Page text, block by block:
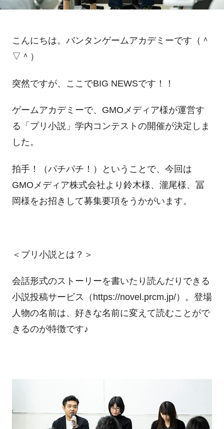
こんにちは。バンタンゲームアカデミーです（＾
▽＾）
突然ですが、ここでBIG NEWSです！！
ゲームアカデミーで、GMOメディア様が運営す
る「プリ小説」学内コンテストの開催が決定しま
した。
拍手！（パチパチ！）ということで、今回は
GMOメディア株式会社より鈴木様、瀧尾様、冨
岡様をお招きして募集要項をうかがいます。
＜プリ小説とは？＞
会話形式のストーリーを書いたり読んだりできる
小説投稿サービス（https://novel.prcm.jp/）。登場
人物の名前は、好きな名前に変えて読むことがで
きるのが特徴です♪